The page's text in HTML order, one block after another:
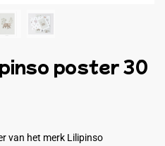
poster 30
van het merk Lilipinso